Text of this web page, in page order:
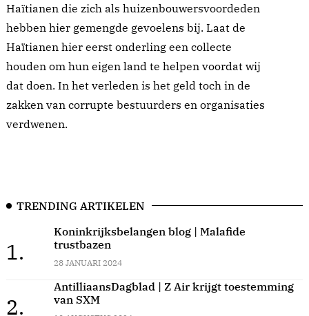
Haïtianen die zich als huizenbouwersvoordeden
hebben hier gemengde gevoelens bij. Laat de
Haïtianen hier eerst onderling een collecte
houden om hun eigen land te helpen voordat wij
dat doen. In het verleden is het geld toch in de
zakken van corrupte bestuurders en organisaties
verdwenen.
TRENDING ARTIKELEN
1.
Koninkrijksbelangen blog | Malafide
trustbazen
28 JANUARI 2024
2.
AntilliaansDagblad | Z Air krijgt toestemming
van SXM